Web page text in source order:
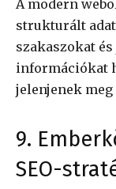
A modern
strukturált
szakaszokat
információkat
jelenjenek meg
9.
SEO-